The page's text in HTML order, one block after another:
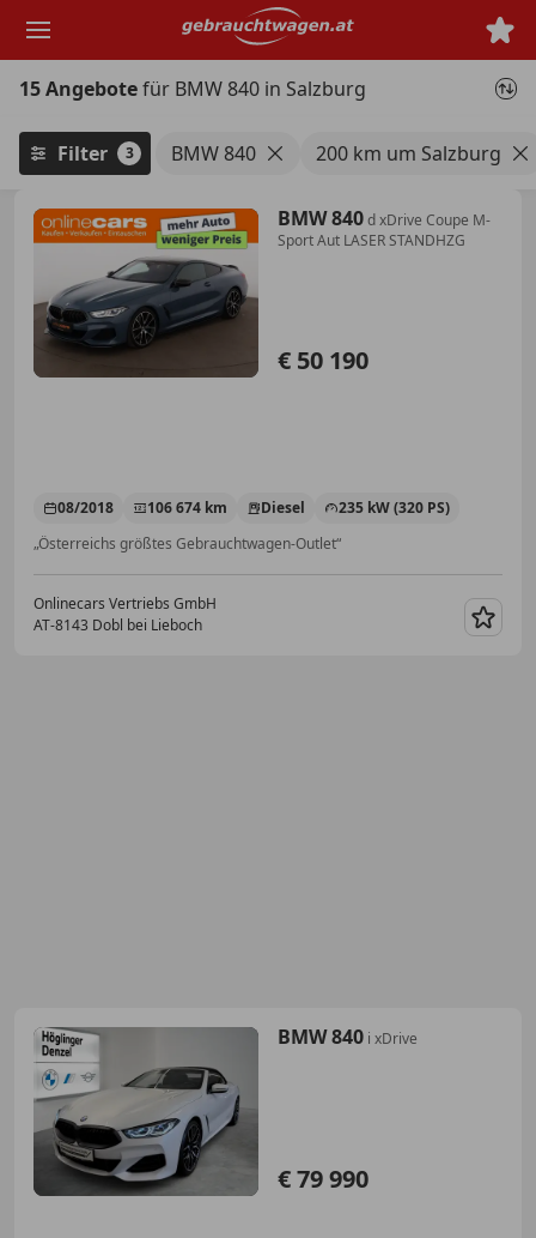
Hauptinhalt
15 Angebotefür BMW 840 in Salzburg
Filter 3 BMW 840 200 km um Salzburg
BMW 840d xDrive Coupe M-
Sport Aut LASER STANDHZG
€ 50 190
08/2018 106 674 km Diesel
235 kW (320 PS)
„Österreichs größtes Gebrauchtwagen-Outlet“
Onlinecars Vertriebs GmbH
AT-8143 Dobl bei Lieboch
BMW 840 i xDrive
€ 79 990